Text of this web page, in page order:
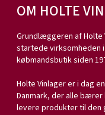
OM HOLTE
Grundlæggeren af Holte
startede virksomheden
købmandsbutik siden
Holte Vinlager er i dag
Danmark, der alle
levere produkter til den